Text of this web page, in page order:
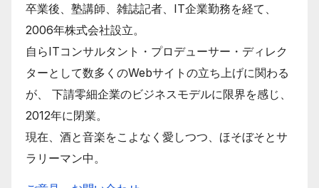
卒業後、塾講師、雑誌記者、IT企業勤務を経て、
2006年株式会社設立。
自らITコンサルタント・プロデューサー・ディレク
ターとして数多くのWebサイトの立ち上げに関わる
が、 下請零細企業のビジネスモデルに限界を感じ、
2012年に閉業。
現在、酒と音楽をこよなく愛しつつ、ほそぼそとサ
ラリーマン中。